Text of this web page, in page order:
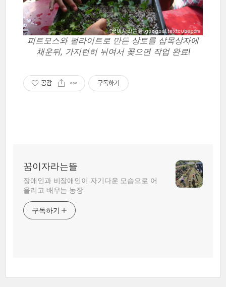
피트모스와 펄라이트로 만든 상토를 삽목상자에
채운뒤, 가지런히 뉘여서 꽂으면 작업 완료!
공감 구독하기
꿈이자라는뜰
장애인과 비장애인이 자기다운 모습으로 어
울리고 배우는 농장
구독하기